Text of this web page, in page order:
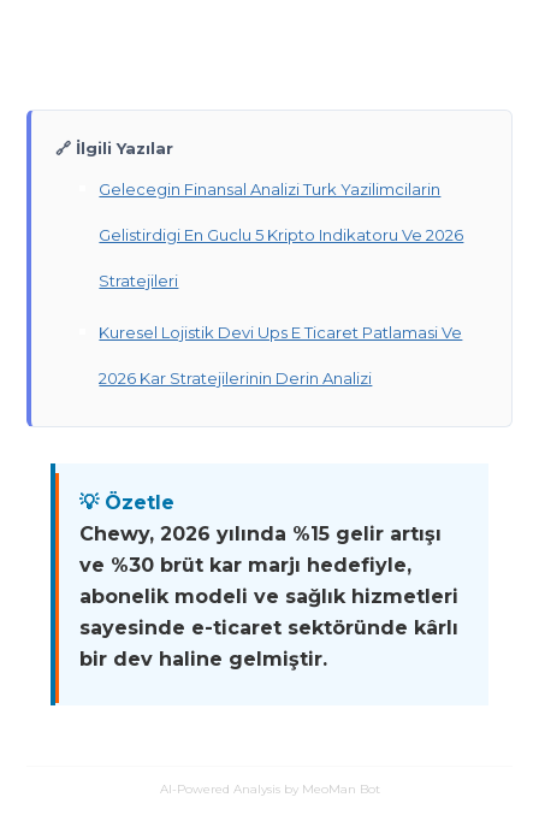
🔗 İlgili Yazılar
Gelecegin Finansal Analizi Turk Yazilimcilarin
Gelistirdigi En Guclu 5 Kripto Indikatoru Ve 2026
Stratejileri
Kuresel Lojistik Devi Ups E Ticaret Patlamasi Ve
2026 Kar Stratejilerinin Derin Analizi
💡 Özetle
Chewy, 2026 yılında %15 gelir artışı
ve %30 brüt kar marjı hedefiyle,
abonelik modeli ve sağlık hizmetleri
sayesinde e-ticaret sektöründe kârlı
bir dev haline gelmiştir.
AI-Powered Analysis by MeoMan Bot